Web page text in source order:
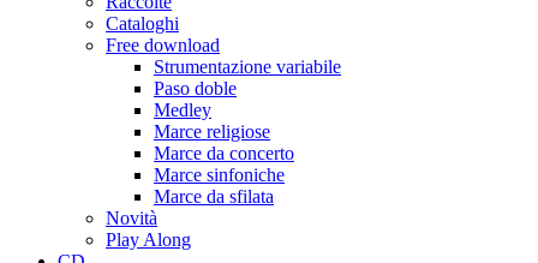
Cataloghi
Free download
Strumentazione variabile
Paso doble
Medley
Marce religiose
Marce da concerto
Marce sinfoniche
Marce da sfilata
Novità
Play Along